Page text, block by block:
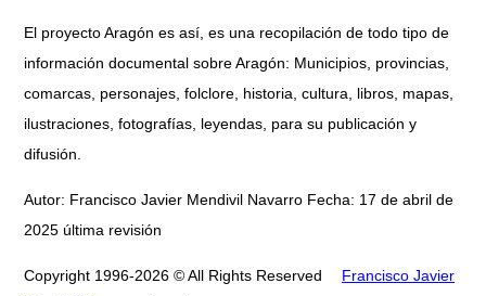
El proyecto Aragón es así, es una recopilación de todo tipo de
información documental sobre Aragón: Municipios, provincias,
comarcas, personajes, folclore, historia, cultura, libros, mapas,
ilustraciones, fotografías, leyendas, para su publicación y
difusión.
Autor: Francisco Javier Mendivil Navarro Fecha: 17 de abril de
2025 última revisión
Copyright 1996-2026 © All Rights Reserved
Francisco Javier